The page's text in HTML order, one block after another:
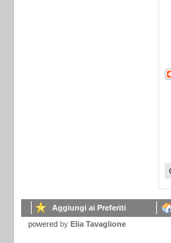
Aggiungi ai Preferiti
powered by Elia Tavaglione